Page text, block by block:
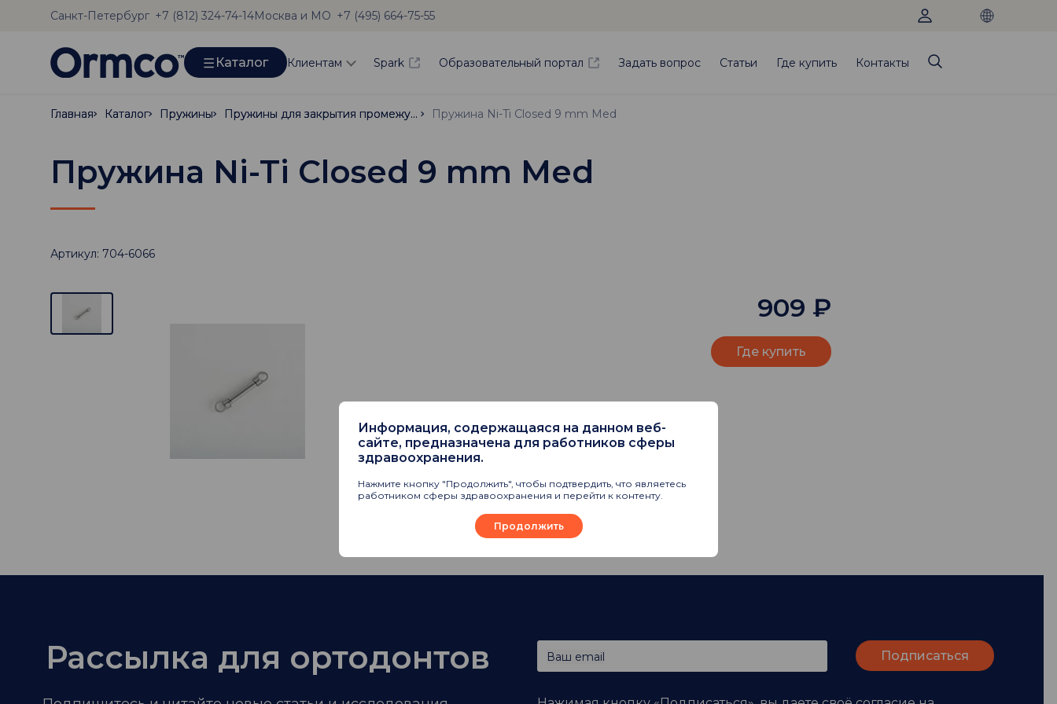
Санкт-Петербург +7 (812) 324-74-14Москва и МО +7 (495) 664-75-55
Каталог Клиентам Spark Образовательный портал Задать вопрос Статьи Где купить Контакты
Главная
Главная Каталог
Каталог Пружины
Пружины Пружины для закрытия промежутков
Пружины для закрытия промежутков Пружина Ni-Ti Closed 9 mm Med
Пружина Ni-Ti Closed 9 mm Med
Артикул: 704-6066
909 ₽
Где купить
Рассылка для ортодонтов Ваш email
Информация, содержащаяся на данном веб-
сайте, предназначена для работников сферы
здравоохранения.
Нажмите кнопку "Продолжить", чтобы подтвердить, что являетесь
работником сферы здравоохранения и перейти к контенту.
Продолжить